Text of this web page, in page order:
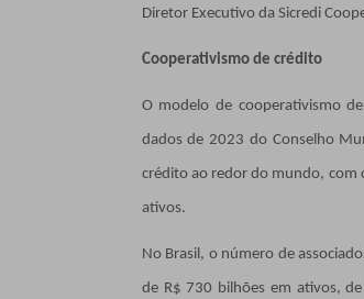
Diretor Executivo da Sicredi
Cooperativismo de crédito
O modelo de cooperativismo
dados de 2023 do Conselho
crédito ao redor do mundo, com
ativos.
No Brasil, o número de
de R$ 730 bilhões em ativos,